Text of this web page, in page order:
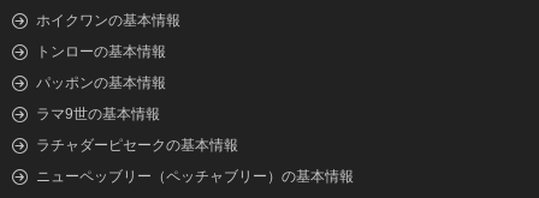
ホイクワンの基本情報
トンローの基本情報
パッポンの基本情報
ラマ9世の基本情報
ラチャダーピセークの基本情報
ニューペッブリー（ペッチャブリー）の基本情報